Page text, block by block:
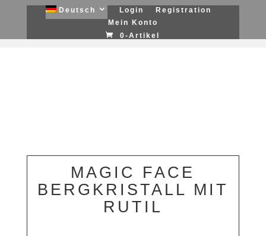
Deutsch Login
Registration
Mein Konto
0-Artikel
MAGIC FACE
BERGKRISTALL MIT
RUTIL